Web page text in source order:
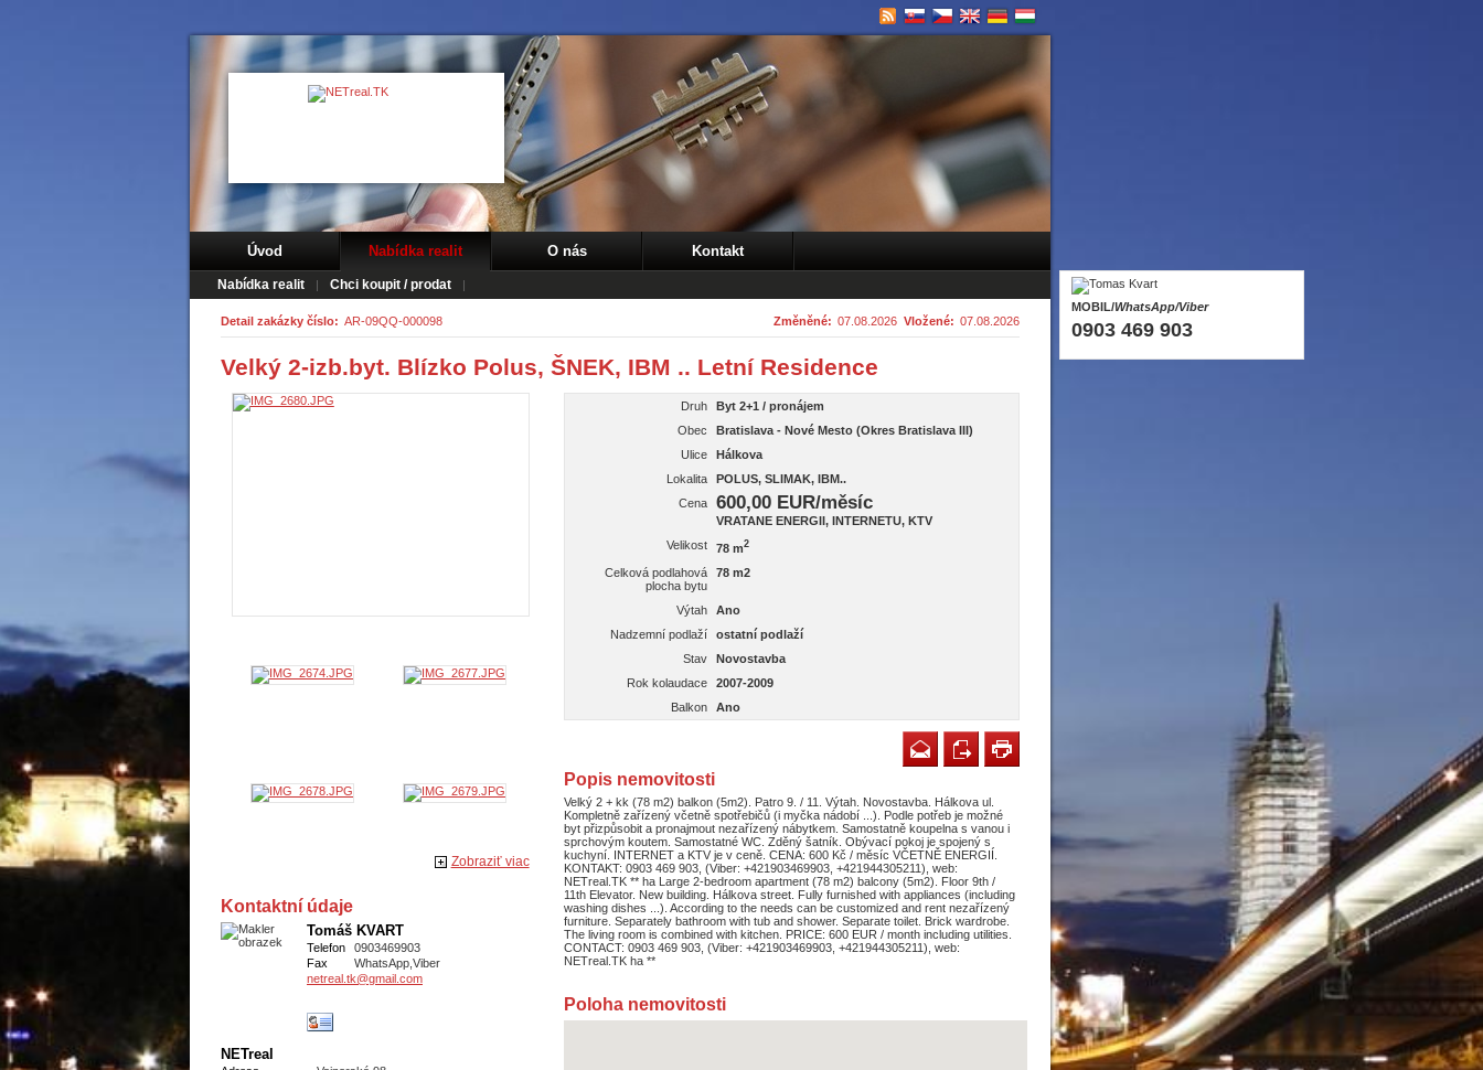
Úvod Nabídka realit
Nabídka realit Chci koupit / prodat
O nás Kontakt
Detail zakázky číslo: AR-09QQ-000098 Změněné: 07.08.2026 Vložené: 07.08.2026
Velký 2-izb.byt. Blízko Polus, ŠNEK, IBM .. Letní Residence
Zobraziť viac
Kontaktní údaje
Tomáš KVART
Telefon
0903469903
Fax
WhatsApp,Viber
netreal.tk@gmail.com
NETreal
Druh
Byt 2+1 / pronájem
Obec
Bratislava - Nové Mesto (Okres Bratislava III)
Ulice
Hálkova
Lokalita
POLUS, SLIMAK, IBM..
Cena
600,00 EUR/měsíc
VRATANE ENERGII, INTERNETU, KTV
Velikost
78 m2
Celková podlahová
plocha bytu
78 m2
Výtah
Ano
Nadzemní podlaží
ostatní podlaží
Stav
Novostavba
Rok kolaudace
2007-2009
Balkon
Ano
Popis nemovitosti
Velký 2 + kk (78 m2) balkon (5m2). Patro 9. / 11. Výtah. Novostavba. Hálkova ul.
Kompletně zařízený včetně spotřebičů (i myčka nádobí ...). Podle potřeb je možné
byt přizpůsobit a pronajmout nezařízený nábytkem. Samostatně koupelna s vanou i
sprchovým koutem. Samostatné WC. Zděný šatník. Obývací pokoj je spojený s
kuchyní. INTERNET a KTV je v ceně. CENA: 600 Kč / měsíc VČETNĚ ENERGIÍ.
KONTAKT: 0903 469 903, (Viber: +421903469903, +421944305211), web:
NETreal.TK ** ha Large 2-bedroom apartment (78 m2) balcony (5m2). Floor 9th /
11th Elevator. New building. Hálkova street. Fully furnished with appliances (including
washing dishes ...). According to the needs can be customized and rent nezařízený
furniture. Separately bathroom with tub and shower. Separate toilet. Brick wardrobe.
The living room is combined with kitchen. PRICE: 600 EUR / month including utilities.
CONTACT: 0903 469 903, (Viber: +421903469903, +421944305211), web:
NETreal.TK ha **
Poloha nemovitosti
MOBIL/WhatsApp/Viber
0903 469 903